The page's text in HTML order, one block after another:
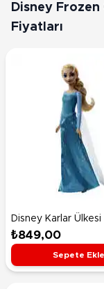
Disney
Fiyatları
Disney Karlar Ülkesi
Karakter Bebekler
HLW47
₺849,00
Sepete Ekle